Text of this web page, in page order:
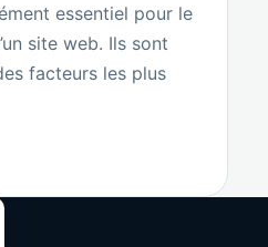
essentiel pour le
site web. Ils sont
facteurs les plus